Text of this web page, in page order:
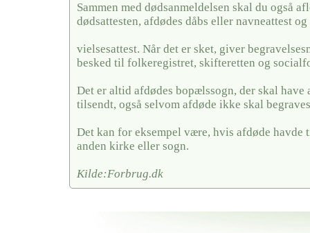
Sammen med dødsanmeldelsen skal du også
dødsattesten, afdødes dåbs eller navneattest og
vielsesattest. Når det er sket, giver
besked til folkeregistret, skifteretten og
Det er altid afdødes bopælssogn, der skal have
tilsendt, også selvom afdøde ikke skal
Det kan for eksempel være, hvis afdøde
anden kirke eller sogn.
Kilde:Forbrug.dk